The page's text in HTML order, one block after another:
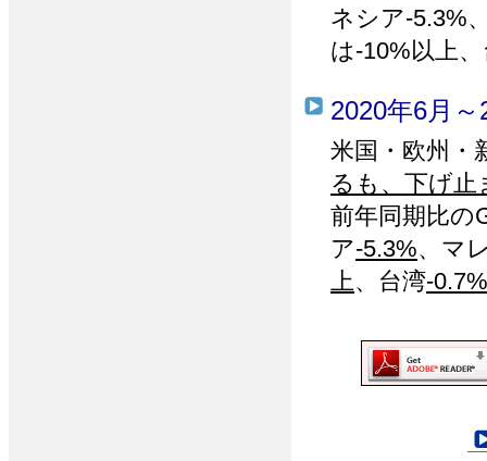
ネシア-5.3%
は-10%以上
2020年6月
米国・欧州・
るも、下げ止
前年同期比の
ア-5.3%、マ
上、台湾-0.7%